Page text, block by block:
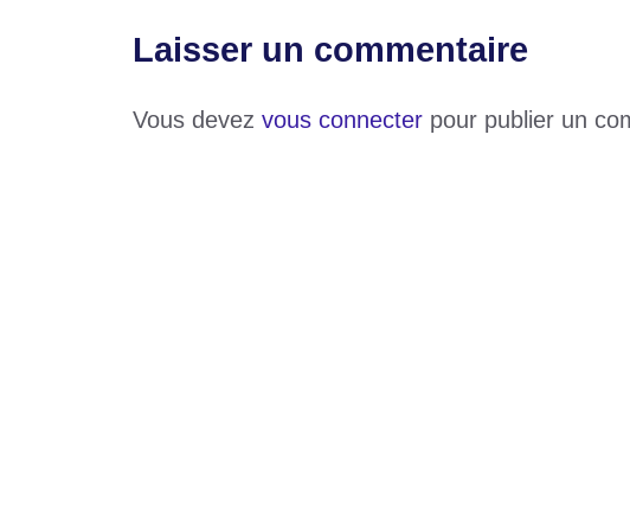
Laisser un commentaire
Vous devez vous connecter pour publier un